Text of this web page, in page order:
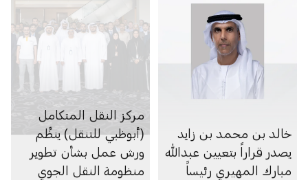
خالد بن محمد بن زايد
يصدر قراراً بتعيين عبدالله
مبارك المهيري رئيساً
مركز النقل المتكامل
(أبوظبي للتنقل) ينظِّم
ورش عمل بشأن تطوير
منظومة النقل الجوي